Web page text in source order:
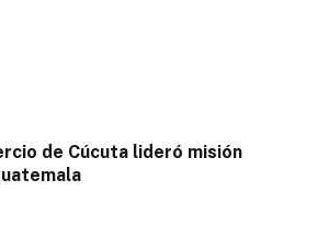
de Cúcuta lideró misión